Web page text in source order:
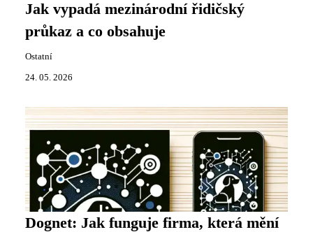
Jak vypadá mezinárodní řidičský
průkaz a co obsahuje
Ostatní
24. 05. 2026
Dognet: Jak funguje firma, která mění